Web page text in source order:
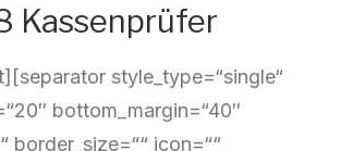
Kassenprüfer
style_type=“single“
bottom_margin=“40″
border_size=““ icon=““